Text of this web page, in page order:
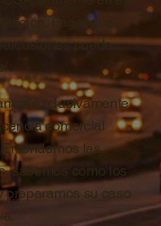
Pagar una
puede
exclusivamente
comercial
las
sabemos cómo los
preparamos su caso